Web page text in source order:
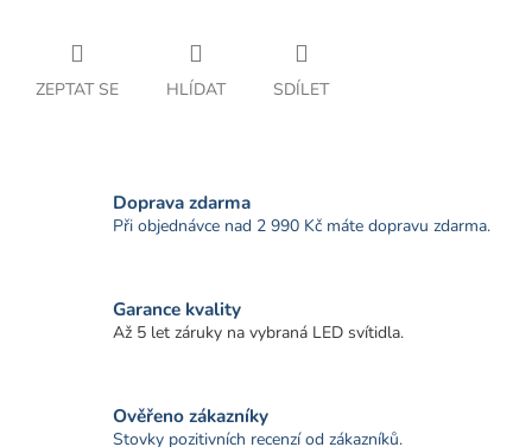
ZEPTAT SE HLÍDAT SDÍLET
Doprava zdarma
Při objednávce nad 2 990 Kč máte dopravu zdarma.
Garance kvality
Až 5 let záruky na vybraná LED svítidla.
Ověřeno zákazníky
Stovky pozitivních recenzí od zákazníků.